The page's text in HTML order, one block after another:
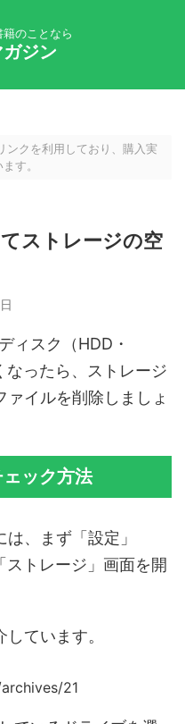
のことなら
ジン
ンクを利用しており、購入実
す。
ストレージの空
ィスク（HDD・
なったら、ストレージ
イルを削除しましょ
ック方法
、まず「設定」
トレージ」画面を開
ています。
21